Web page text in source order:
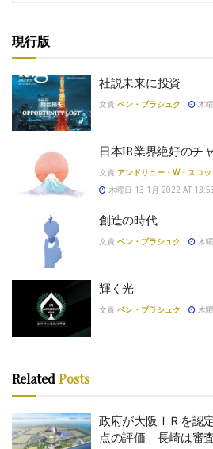
現行版
社説未来に投資
文責 ベン・ブラシュク 木
日本IR業界絶好のチ
文責 アンドリュー・W・スコッ
木曜日 13 1月 2022 AT
創造の時代
文責 ベン・ブラシュク 木
輝く光
文責 ベン・ブラシュク 木
Related Posts
政府が大阪ＩＲを認
点の評価 長崎は審